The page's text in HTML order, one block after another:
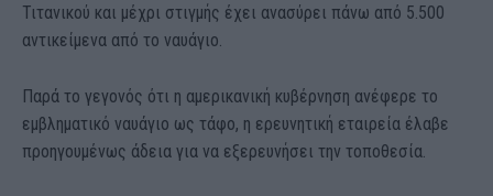
Τιτανικού και μέχρι στιγμής έχει ανασύρει πάνω από 5.500
αντικείμενα από το ναυάγιο.
Παρά το γεγονός ότι η αμερικανική κυβέρνηση ανέφερε το
εμβληματικό ναυάγιο ως τάφο, η ερευνητική εταιρεία έλαβε
προηγουμένως άδεια για να εξερευνήσει την τοποθεσία.